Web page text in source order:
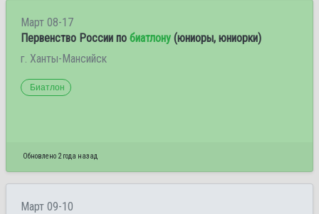
Март 08-17
Первенство России по биатлону (юниоры, юниорки)
г. Ханты-Мансийск
Биатлон
Обновлено 2 года назад
Март 09-10